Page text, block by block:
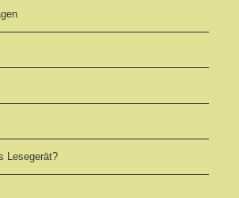
Lesegerät?